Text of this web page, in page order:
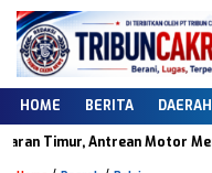
HOME BERITA DAERAH
Antrean Motor Mengular